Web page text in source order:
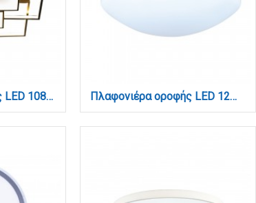
Πλαφονιέρα οροφής LED 108W 3CCT σε μαύρη και χρυσαφί απόχρωση D:70cm (6047) Πλαφονιέρα οροφής LED 12W 3000K από ακρυλικό και μεταλλική βάση D:25cm (42015)